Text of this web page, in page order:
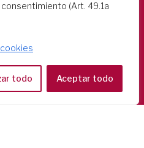
(Art. 49.1a
todo Aceptar todo
or 06 58 20 31 17